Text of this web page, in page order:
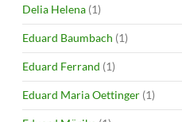
Delia Helena (1)
Eduard Baumbach (1)
Eduard Ferrand (1)
Eduard Maria Oettinger (1)